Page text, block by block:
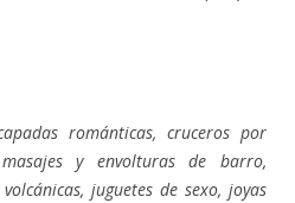
románticas, cruceros por
y envolturas de barro,
juguetes de sexo, joyas